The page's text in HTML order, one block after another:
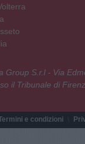
S.r.l - Via
il Tribunale di
e condizioni